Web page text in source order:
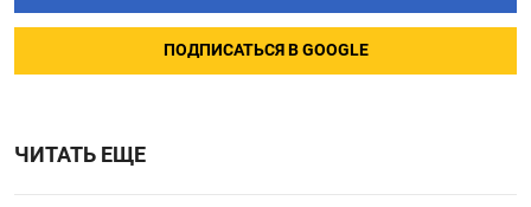
ПОДПИСАТЬСЯ В GOOGLE
ЧИТАТЬ ЕЩЕ